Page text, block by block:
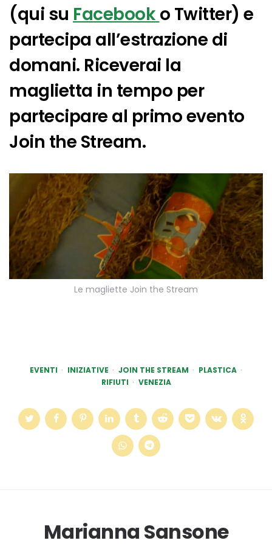
(qui su Facebook o Twitter) e
partecipa all’estrazione di
domani. Riceverai la
maglietta in tempo per
partecipare al primo evento
Join the Stream.
Le magliette Join the Stream
EVENTI INIZIATIVE JOIN THE STREAM
PLASTICA
RIFIUTI
VENEZIA
Marianna Sansone